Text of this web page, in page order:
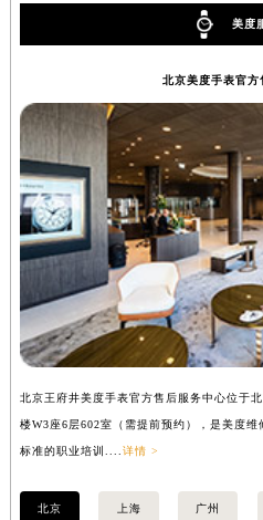
美度
北京美度手表官方
北京王府井美度手表官方售后服务中心位于
楼W3座6层602室（需提前预约），是美度
标准的职业培训.... 详情 >
北京 上海 广州